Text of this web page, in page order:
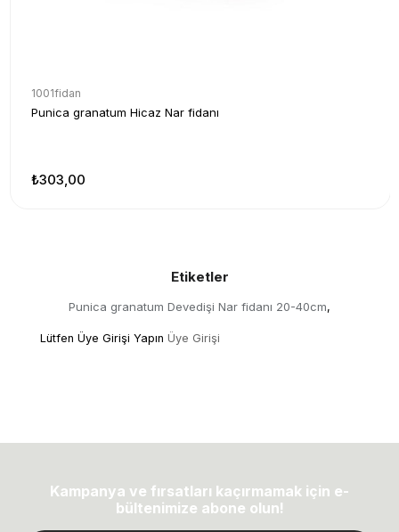
1001fidan
Punica granatum Hicaz Nar fidanı
₺303,00
Etiketler
Punica granatum Devedişi Nar fidanı 20-40cm,
Lütfen Üye Girişi Yapın Üye Girişi
Kampanya ve fırsatları kaçırmamak için e-
bültenimize abone olun!